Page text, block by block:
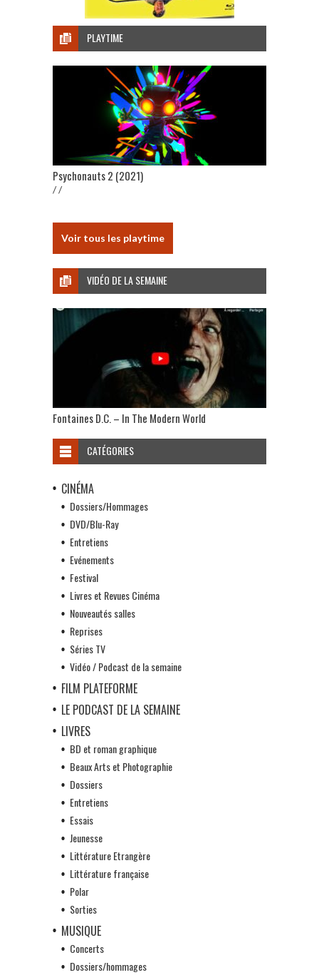
PLAYTIME
Psychonauts 2 (2021)
/ /
Voir tous les playtime
VIDÉO DE LA SEMAINE
Fontaines D.C. – In The Modern World
CATÉGORIES
CINÉMA
Dossiers/Hommages
DVD/Blu-Ray
Entretiens
Evénements
Festival
Livres et Revues Cinéma
Nouveautés salles
Reprises
Séries TV
Vidéo / Podcast de la semaine
FILM PLATEFORME
LE PODCAST DE LA SEMAINE
LIVRES
BD et roman graphique
Beaux Arts et Photographie
Dossiers
Entretiens
Essais
Jeunesse
Littérature Etrangère
Littérature française
Polar
Sorties
MUSIQUE
Concerts
Dossiers/hommages